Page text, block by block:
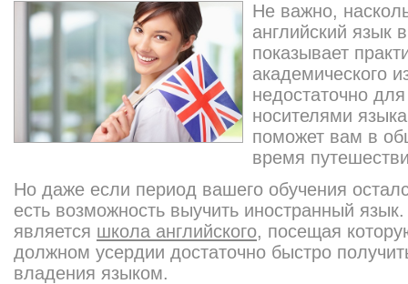
Не важно,
английский язык
показывает
академического
недостаточно
носителями
поможет вам в
время
Но даже если период вашего обучения
есть возможность выучить иностранный
является школа английского, посещая
должном усердии достаточно быстро
владения языком.